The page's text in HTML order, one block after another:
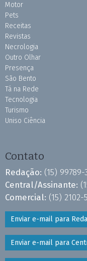
Motor
Pets
Receitas
Revistas
Necrologia
Outro Olhar
Presença
São Bento
Tá na Rede
Tecnologia
Turismo
Uniso Ciência
Contato
Redação: (15) 99789-
Central/Assinante:
Comercial: (15)
Enviar e-mail para
Enviar e-mail para